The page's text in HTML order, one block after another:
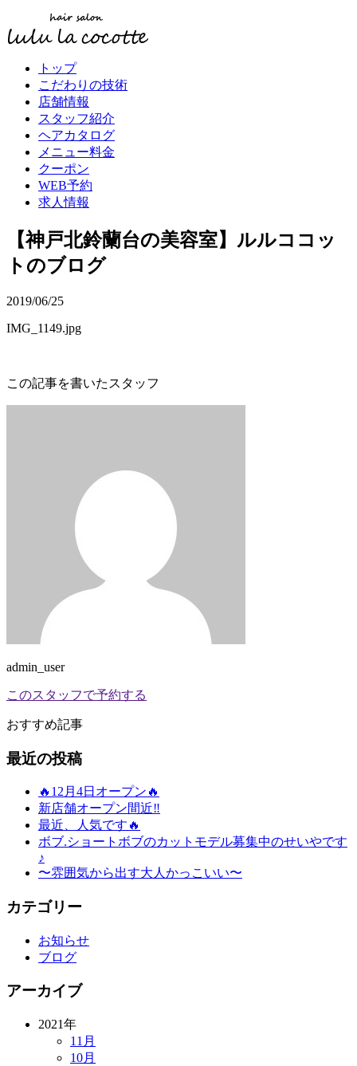
トップ
こだわりの技術
店舗情報
スタッフ紹介
ヘアカタログ
メニュー料金
クーポン
WEB予約
求人情報
【神戸北鈴蘭台の美容室】ルルココッ
トのブログ
2019/06/25
IMG_1149.jpg
この記事を書いたスタッフ
admin_user
このスタッフで予約する
おすすめ記事
最近の投稿
🔥12月4日オープン🔥
新店舗オープン間近‼️
最近、人気です🔥
ボブ.ショートボブのカットモデル募集中のせいやです
♪
〜雰囲気から出す大人かっこいい〜
カテゴリー
お知らせ
ブログ
アーカイブ
2021年
11月
10月